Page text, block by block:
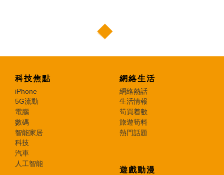
科技焦點
iPhone
5G流動
電腦
數碼
智能家居
科技
汽車
人工智能
網絡生活
網絡熱話
生活情報
筍買着數
旅遊筍料
熱門話題
遊戲動漫